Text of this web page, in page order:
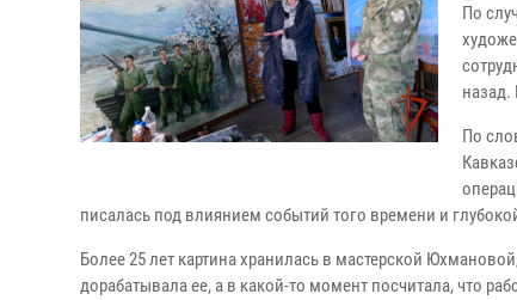
По
По
писалась под влиянием событий того времени и
Более 25 лет картина хранилась в мастерской
дорабатывала ее, а в какой-то момент посчитала, что